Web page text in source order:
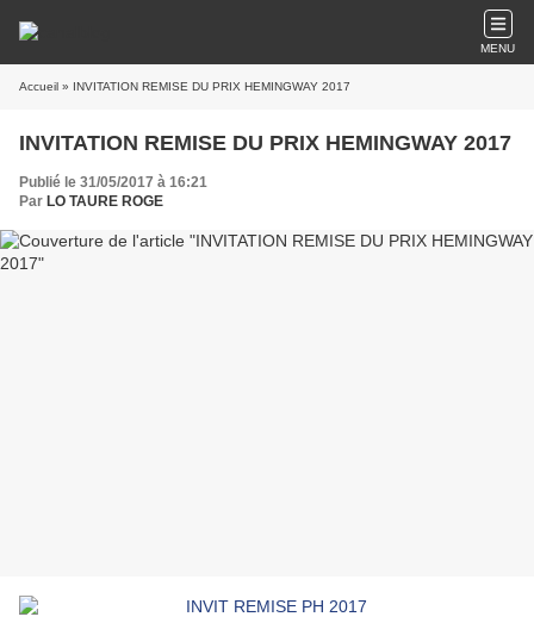
MENU
Accueil » INVITATION REMISE DU PRIX HEMINGWAY 2017
INVITATION REMISE DU PRIX HEMINGWAY 2017
Publié le 31/05/2017 à 16:21
Par LO TAURE ROGE